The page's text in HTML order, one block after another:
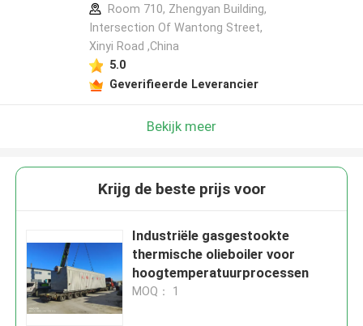
Room 710, Zhengyan Building,
Intersection Of Wantong Street,
Xinyi Road ,China
5.0
Geverifieerde Leverancier
Bekijk meer
Krijg de beste prijs voor
Industriële gasgestookte
thermische olieboiler voor
hoogtemperatuurprocessen
MOQ： 1